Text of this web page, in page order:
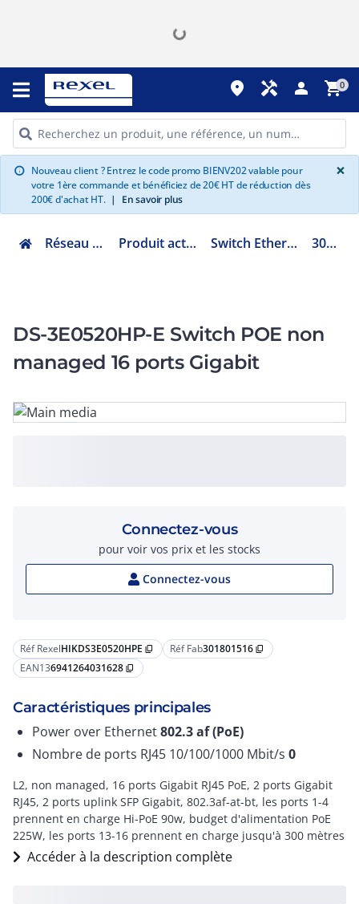
place handyman person shopping_cart0
info Nouveau client ? Entrez le code promo BIENV202 valable pour
votre 1ère commande et bénéficiez de 20€ HT de réduction dès
200€ d'achat HT. | En savoir plus
×
Réseau informatique Produit actif et accessoires Switch Ethernet HPT/Tertiaire 301801516
DS-3E0520HP-E Switch POE non
managed 16 ports Gigabit
Réf RexelHIKDS3E0520HPE content_copy Réf Fab301801516 content_copy
EAN136941264031628 content_copy
Caractéristiques principales
Power over Ethernet802.3 af (PoE)
Nombre de ports RJ45 10/100/1000 Mbit/s 0
L2, non managed, 16 ports Gigabit RJ45 PoE, 2 ports Gigabit
RJ45, 2 ports uplink SFP Gigabit, 802.3af-at-bt, les ports 1-4
prennent en charge Hi-PoE 90w, budget d'alimentation PoE
225W, les ports 13-16 prennent en charge jusqu'à 300 mètres
Accéder à la description complète
Connectez-vous
pour voir vos prix et les stocks
Connectez-vous